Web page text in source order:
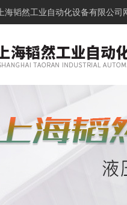
上海韬然工业自动化设备有限公司